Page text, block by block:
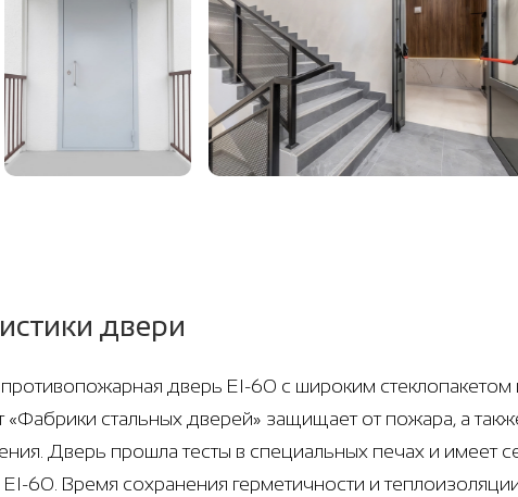
двери
дверь EI-60 с широким
«Фабрики стальных дверей» защищает от пожара, а
Дверь прошла тесты в специальных печах и
EI-60. Время сохранения герметичности и